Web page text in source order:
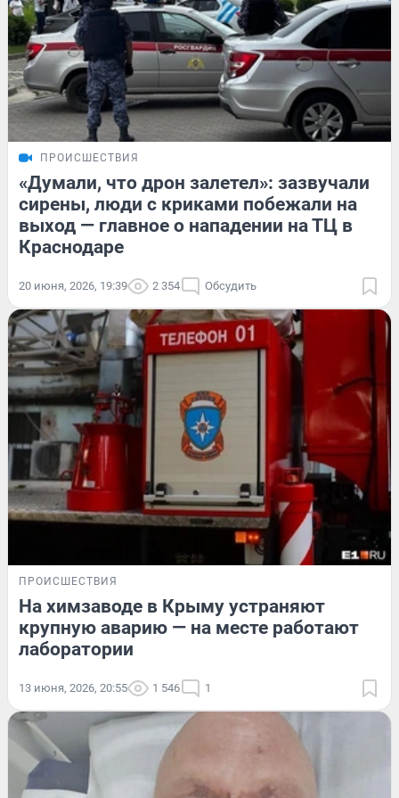
ПРОИСШЕСТВИЯ
«Думали, что дрон залетел»: зазвучали
сирены, люди с криками побежали на
выход — главное о нападении на ТЦ в
Краснодаре
20 июня, 2026, 19:39 2 354 Обсудить
ПРОИСШЕСТВИЯ
На химзаводе в Крыму устраняют
крупную аварию — на месте работают
лаборатории
13 июня, 2026, 20:55 1 546 1